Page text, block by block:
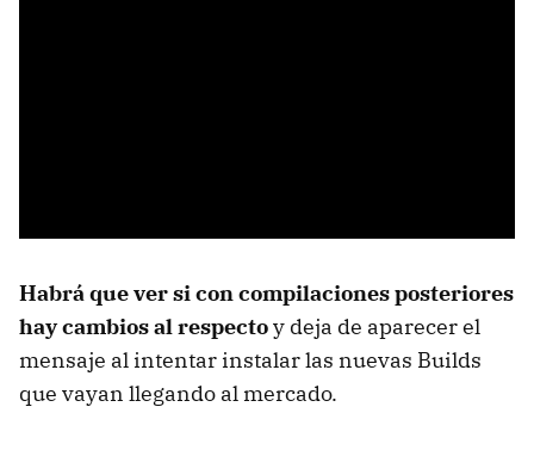
Habrá que ver si con compilaciones posteriores
hay cambios al respectoy deja de aparecer el
mensaje al intentar instalar las nuevas Builds
que vayan llegando al mercado.